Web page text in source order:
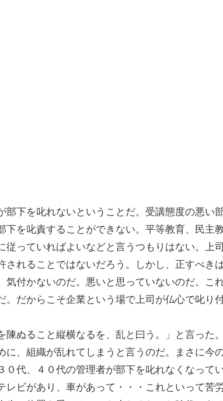
下を叱れないということだ。受講態度の悪い
を叱責することができない。平等教育、民主
っていればよいなどと言うつもりはない。上
れることではないだろう。しかし、正すべきは
付かないのだ。悪いと思っていないのだ。こ
だからこそ企業という場で上司が仏心で叱り
ぬること縦横なるを、乱と曰う。」と言った
、組織が乱れてしまうと言うのだ。まさに今
代、４０代の管理者が部下を叱れなくなって
ビがあり、車があって・・・これといって苦